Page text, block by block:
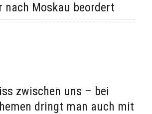
nach Moskau beordert
zwischen uns – bei
dringt man auch mit